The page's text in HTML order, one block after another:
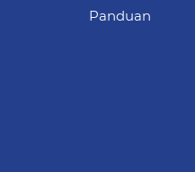
Panduan